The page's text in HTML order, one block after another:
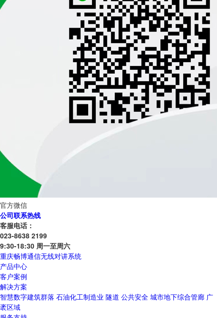
官方微信
公司联系热线
客服电话：
023-8638 2199
9:30-18:30 周一至周六
重庆畅博通信无线对讲系统
产品中心
客户案例
解决方案
智慧数字建筑群落 石油化工制造业 隧道 公共安全 城市地下综合管廊 广
袤区域